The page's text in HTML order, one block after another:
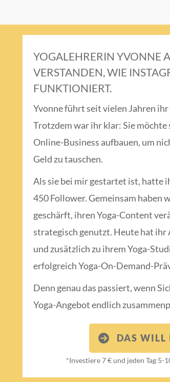
YOGALEHRERIN YVONNE
VERSTANDEN, WIE
FUNKTIONIERT.
Yvonne führt seit vielen Jahren
Trotzdem war ihr klar: Sie möchte
Online-Business aufbauen, um
Geld zu tauschen.
Als sie bei mir gestartet ist, hatte
450 Follower. Gemeinsam haben
geschärft, ihren Yoga-Content
strategisch genutzt. Heute hat
und zusätzlich zu ihrem Yoga-
erfolgreich Yoga-On-Demand-
Denn genau das passiert, wenn
Yoga-Angebot endlich
DAS WILL
*Investiere 7 € und jeden Tag 5-